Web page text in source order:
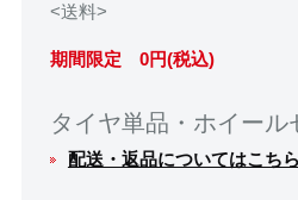
<送料>
期間限定 0円(税込)
タイヤ単品・ホイール
配送・返品についてはこちら